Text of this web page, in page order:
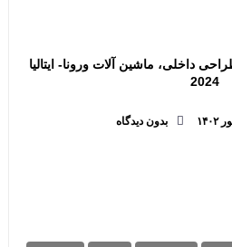
داخلی، ماشین آلات ورونا- ایتالیا
2024
بدون دیدگاه